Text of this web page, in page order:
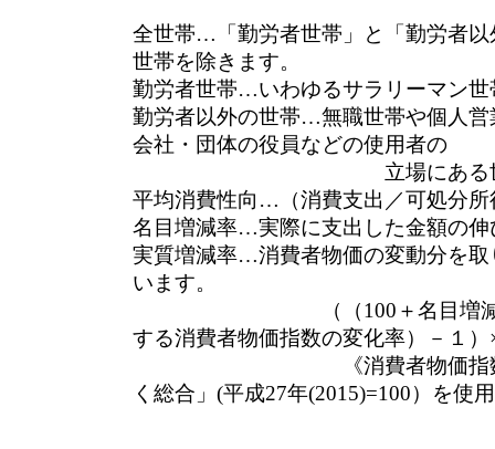
全世帯…「勤労者世帯」と「勤労者
世帯を除きます。
勤労者世帯…いわゆるサラリーマン世
勤労者以外の世帯…無職世帯や個人
会社・団体の役員などの使用者の
立場にある世帯を
平均消費性向…（消費支出／可処分所
名目増減率…実際に支出した金額の伸
実質増減率…消費者物価の変動分を
います。
（（100＋名目増減率）／
する消費者物価指数の変化率）－１）
《消費者物価指数は、「
く総合」(平成27年(2015)=100）を使